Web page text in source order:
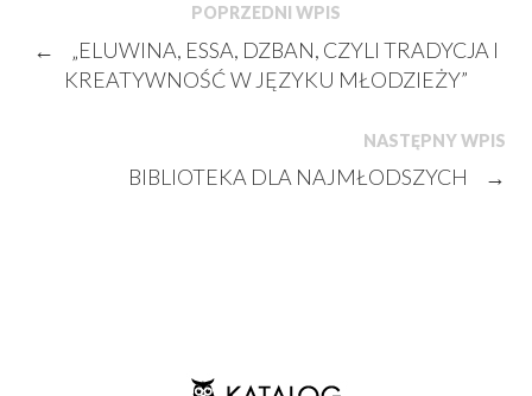
POPRZEDNI WPIS
←
„ELUWINA, ESSA, DZBAN, CZYLI TRADYCJA I
KREATYWNOŚĆ W JĘZYKU MŁODZIEŻY”
NASTĘPNY WPIS
BIBLIOTEKA DLA NAJMŁODSZYCH →